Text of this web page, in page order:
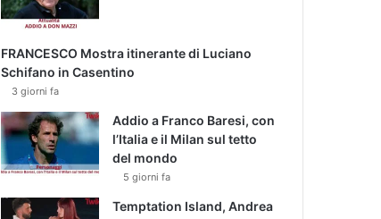
FRANCESCO Mostra itinerante di Luciano
Schifano in Casentino
3 giorni fa
Addio a Franco Baresi, con
l’Italia e il Milan sul tetto
del mondo
5 giorni fa
Temptation Island, Andrea